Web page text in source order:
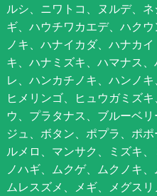
ルシ、ニワトコ、ヌルデ、
ギ、ハウチワカエデ、ハク
ノキ、ハナイカダ、ハナカ
キ、ハナミズキ、ハマナス
レ、ハンカチノキ、ハンノキ
ヒメリンゴ、ヒュウガミズ
ウ、プラタナス、ブルーベ
ジュ、ボタン、ポプラ、ポ
ルメロ、マンサク、ミズキ
ノハギ、ムクゲ、ムクノキ、
ムレスズメ、メギ、メグス